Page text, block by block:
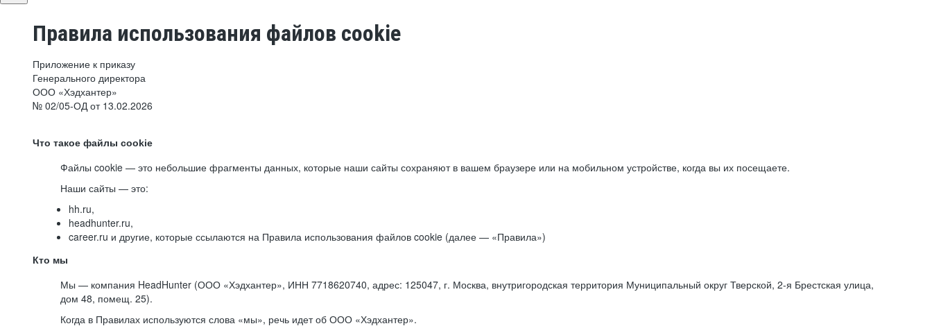
Правила использования файлов cookie
Приложение к приказу
Генерального директора
ООО «Хэдхантер»
№ 02/05-ОД от 13.02.2026
Что такое файлы cookie
Файлы cookie — это небольшие фрагменты данных, которые наши сайты сохраняют в вашем браузере или на мобильном устройстве, когда вы их посещаете.
Наши сайты — это:
hh.ru,
headhunter.ru,
career.ru и другие, которые ссылаются на Правила использования файлов cookie (далее — «Правила»)
Кто мы
Мы — компания HeadHunter (ООО «Хэдхантер», ИНН 7718620740, адрес: 125047, г. Москва, внутригородская территория Муниципальный округ Тверской, 2-я Брестская улица,
дом 48, помещ. 25).
Когда в Правилах используются слова «мы», речь идет об ООО «Хэдхантер».